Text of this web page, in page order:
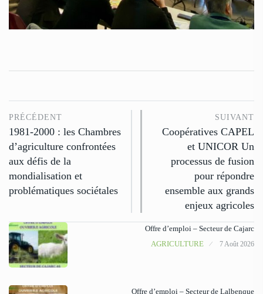
PRÉCÉDENT
1981-2000 : les Chambres
d’agriculture confrontées
aux défis de la
mondialisation et
problématiques sociétales
SUIVANT
Coopératives CAPEL
et UNICOR Un
processus de fusion
pour répondre
ensemble aux grands
enjeux agricoles
Offre d’emploi – Secteur de Cajarc
AGRICULTURE
7 Août 2026
Offre d’emploi – Secteur de Lalbenque